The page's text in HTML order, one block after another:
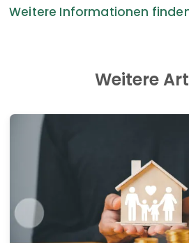
Weitere Informationen
Weitere